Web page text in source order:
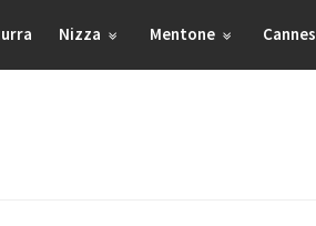
Nizza Mentone Cannes